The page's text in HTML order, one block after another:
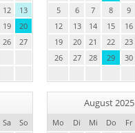
12
13
19
20
26
27
5
6 7 8 9
12
13 14 15 16
19
20 21 22 23
26
27 28 29 30
Sa
So
August 2025
Mo Di Mi Do Fr